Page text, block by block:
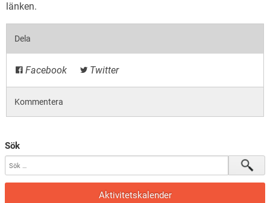
länken.
Dela
Facebook Twitter
Kommentera
Sök
Aktivitetskalender